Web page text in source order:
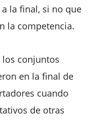
la final, si no que
la competencia.
conjuntos
en la final de
cuando
de otras